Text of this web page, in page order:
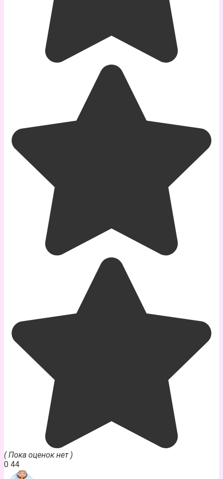
( Пока оценок нет )
0 44